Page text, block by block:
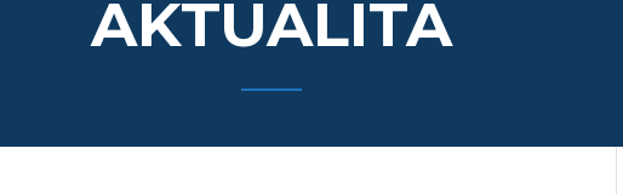
AKTUALITA